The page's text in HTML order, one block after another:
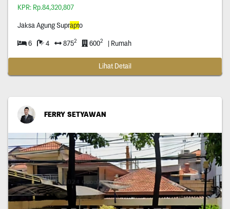
KPR: Rp.84,320,807
Jaksa Agung Suprapto
6 4 8752 6002 | Rumah
Lihat Detail
FERRY SETYAWAN